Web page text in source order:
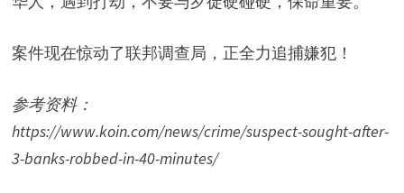
案件现在惊动了联邦调查局，正全力追捕嫌犯！
参考资料：
https://www.koin.com/news/crime/suspect-sought-after-
3-banks-robbed-in-40-minutes/